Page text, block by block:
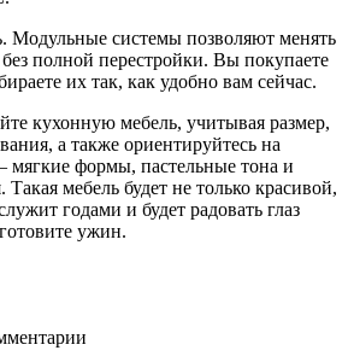
Модульные системы позволяют менять
полной перестройки. Вы покупаете
их так, как удобно вам сейчас.
кухонную мебель, учитывая размер,
а также ориентируйтесь на
мягкие формы, пастельные тона и
мебель будет не только красивой,
годами и будет радовать глаз
ужин.